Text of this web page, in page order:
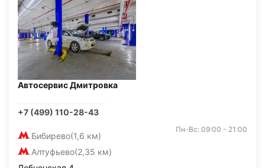
Автосервис Дмитровка
+7 (499) 110-28-43
Бибирево(1,6 км)
Алтуфьево(2,35 км)
Пн-Вс: 09:00 - 21:00